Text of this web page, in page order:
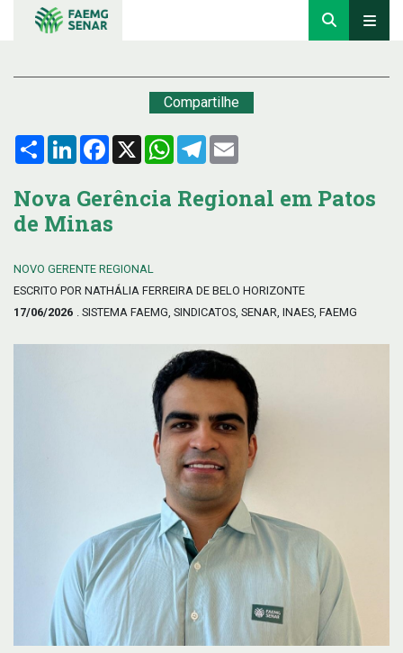
Compartilhe
Compartilhar
LinkedInFacebook
X WhatsApp
Telegram
Nova Gerência Regional em Patos
de Minas
NOVO GERENTE REGIONAL
ESCRITO POR NATHÁLIA FERREIRA DE BELO HORIZONTE
17/06/2026 . SISTEMA FAEMG, SINDICATOS, SENAR, INAES, FAEMG